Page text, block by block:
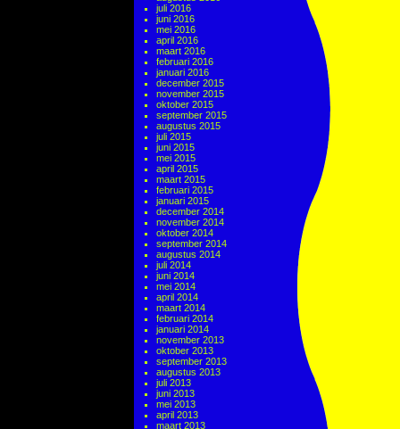
juli 2016
juni 2016
mei 2016
april 2016
maart 2016
februari 2016
januari 2016
december 2015
november 2015
oktober 2015
september 2015
augustus 2015
juli 2015
juni 2015
mei 2015
april 2015
maart 2015
februari 2015
januari 2015
december 2014
november 2014
oktober 2014
september 2014
augustus 2014
juli 2014
juni 2014
mei 2014
april 2014
maart 2014
februari 2014
januari 2014
november 2013
oktober 2013
september 2013
augustus 2013
juli 2013
juni 2013
mei 2013
april 2013
maart 2013